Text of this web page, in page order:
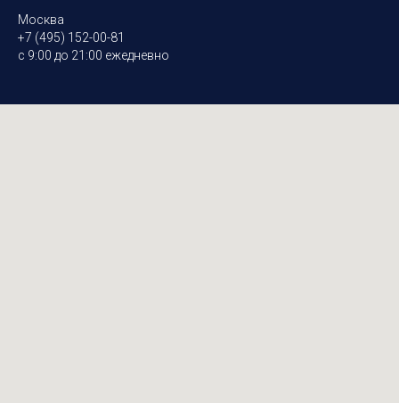
Москва
+7 (495) 152-00-81
с 9:00 до 21:00 ежедневно